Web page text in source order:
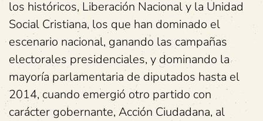
los históricos, Liberación Nacional y la Unidad
Social Cristiana, los que han dominado el
escenario nacional, ganando las campañas
electorales presidenciales, y dominando la
mayoría parlamentaria de diputados hasta el
2014, cuando emergió otro partido con
carácter gobernante, Acción Ciudadana, al